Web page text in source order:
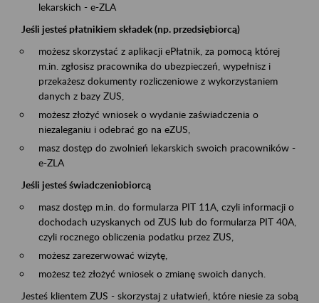
lekarskich - e-ZLA
Jeśli jesteś płatnikiem składek (np. przedsiębiorcą)
możesz skorzystać z aplikacji ePłatnik, za pomocą której
m.in. zgłosisz pracownika do ubezpieczeń, wypełnisz i
przekażesz dokumenty rozliczeniowe z wykorzystaniem
danych z bazy ZUS,
możesz złożyć wniosek o wydanie zaświadczenia o
niezaleganiu i odebrać go na eZUS,
masz dostęp do zwolnień lekarskich swoich pracowników -
e-ZLA
Jeśli jesteś świadczeniobiorcą
masz dostęp m.in. do formularza PIT 11A, czyli informacji o
dochodach uzyskanych od ZUS lub do formularza PIT 40A,
czyli rocznego obliczenia podatku przez ZUS,
możesz zarezerwować wizytę,
możesz też złożyć wniosek o zmianę swoich danych.
Jesteś klientem ZUS - skorzystaj z ułatwień, które niesie za sobą